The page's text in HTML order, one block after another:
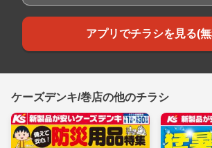
アプリでチラシを見る(
ケーズデンキ/巻店の他のチラシ